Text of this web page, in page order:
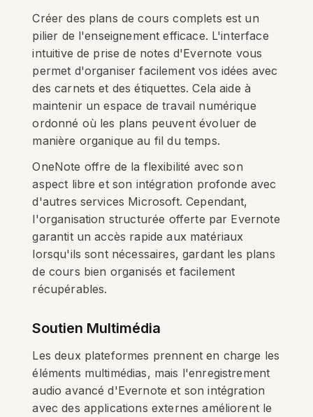
Créer des plans de cours complets est un
pilier de l'enseignement efficace. L'interface
intuitive de prise de notes d'Evernote vous
permet d'organiser facilement vos idées avec
des carnets et des étiquettes. Cela aide à
maintenir un espace de travail numérique
ordonné où les plans peuvent évoluer de
manière organique au fil du temps.
OneNote offre de la flexibilité avec son
aspect libre et son intégration profonde avec
d'autres services Microsoft. Cependant,
l'organisation structurée offerte par Evernote
garantit un accès rapide aux matériaux
lorsqu'ils sont nécessaires, gardant les plans
de cours bien organisés et facilement
récupérables.
Soutien Multimédia
Les deux plateformes prennent en charge les
éléments multimédias, mais l'enregistrement
audio avancé d'Evernote et son intégration
avec des applications externes améliorent le